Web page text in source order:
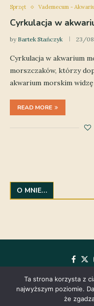
Sprzęt Vademecum -
Cyrkulacja w
by Bartek Stańczyk 23/
Cyrkulacja w akwarium
morszczaków, którzy
akwarium morskim
READ MORE
O MNIE…
Ta strona korzysta z
najwyższym poziomie.
że